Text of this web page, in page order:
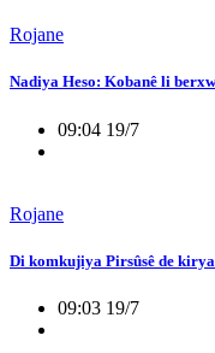
Rojane
Nadiya Heso: Kobanê li
09:04 19/7
Rojane
Di komkujiya Pirsûsê de
09:03 19/7